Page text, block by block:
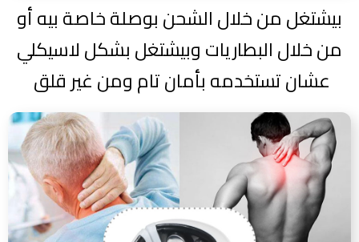
بيشتغل من خلال الشحن بوصلة خاصة بيه أو
من خلال البطاريات وبيشتغل بشكل لاسيكلي
عشان تستخدمه بأمان تام ومن غير قلق